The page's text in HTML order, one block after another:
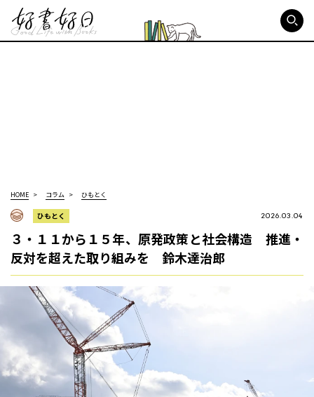
HOME コラム ひもとく
ひもとく 2026.03.04
３・１１から１５年、原発政策と社会構造 推進・
反対を超えた取り組みを 鈴木達治郎